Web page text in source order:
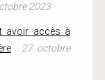
2023
avoir accès à
27 octobre